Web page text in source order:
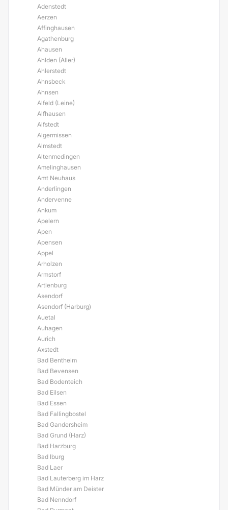
Adenstedt
Aerzen
Affinghausen
Agathenburg
Ahausen
Ahlden (Aller)
Ahlerstedt
Ahnsbeck
Ahnsen
Alfeld (Leine)
Alfhausen
Alfstedt
Algermissen
Almstedt
Altenmedingen
Amelinghausen
Amt Neuhaus
Anderlingen
Andervenne
Ankum
Apelern
Apen
Apensen
Appel
Arholzen
Armstorf
Artlenburg
Asendorf
Asendorf (Harburg)
Auetal
Auhagen
Aurich
Axstedt
Bad Bentheim
Bad Bevensen
Bad Bodenteich
Bad Eilsen
Bad Essen
Bad Fallingbostel
Bad Gandersheim
Bad Grund (Harz)
Bad Harzburg
Bad Iburg
Bad Laer
Bad Lauterberg im Harz
Bad Münder am Deister
Bad Nenndorf